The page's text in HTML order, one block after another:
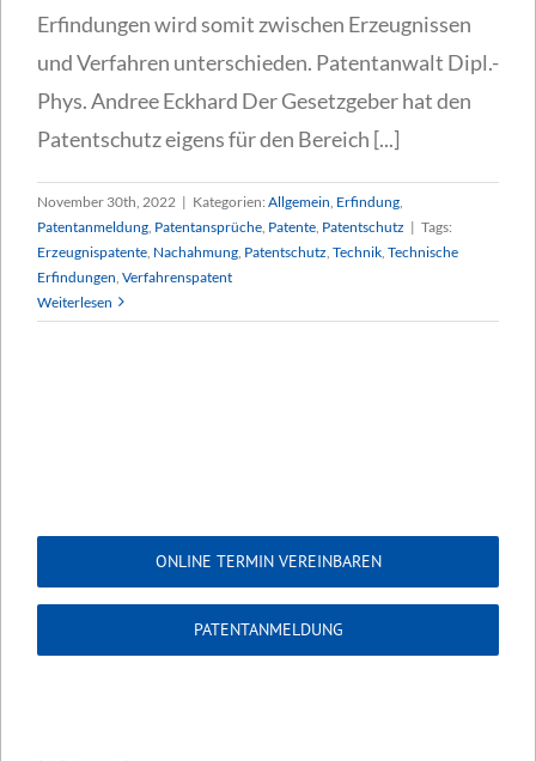
Erfindungen wird somit zwischen Erzeugnissen
und Verfahren unterschieden. Patentanwalt Dipl.-
Phys. Andree Eckhard Der Gesetzgeber hat den
Patentschutz eigens für den Bereich [...]
November 30th, 2022 | Kategorien: Allgemein Erfindung
Patentanmeldung Patentansprüche Patente Patentschutz | Tags:
Erzeugnispatente Nachahmung Patentschutz Technik Technische
Erfindungen Verfahrenspatent
Weiterlesen
ONLINE TERMIN VEREINBAREN
PATENTANMELDUNG